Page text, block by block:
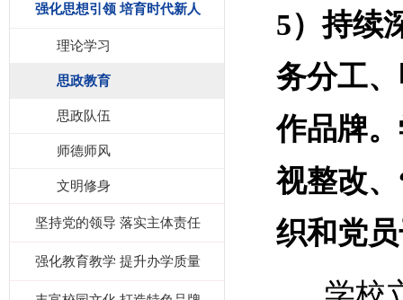
强化思想引领 培育时代新人
理论学习
思政教育
思政队伍
师德师风
文明修身
坚持党的领导 落实主体责任
强化教育教学 提升办学质量
5）持续
务分工
作品牌
视整改
织和党